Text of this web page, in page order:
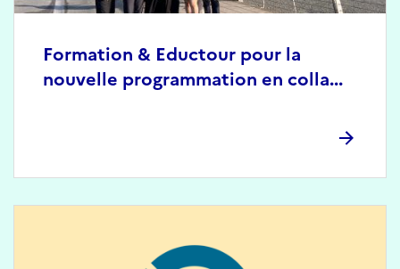
Formation & Eductour pour la
nouvelle programmation en colla...